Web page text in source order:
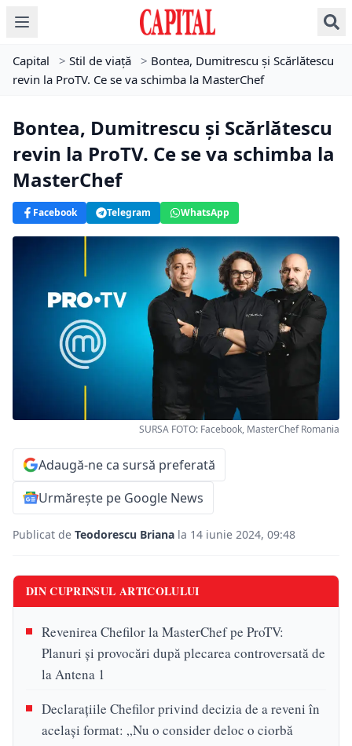
Capital > Stil de viață > Bontea, Dumitrescu și Scărlătescu
revin la ProTV. Ce se va schimba la MasterChef
Bontea, Dumitrescu și Scărlătescu
revin la ProTV. Ce se va schimba la
MasterChef
Facebook Telegram WhatsApp
SURSA FOTO: Facebook, MasterChef Romania
Adaugă-ne ca sursă preferată
Urmărește pe Google News
Publicat de Teodorescu Briana la 14 iunie 2024, 09:48
DIN CUPRINSUL ARTICOLULUI
Revenirea Chefilor la MasterChef pe ProTV:
Planuri și provocări după plecarea controversată de
la Antena 1
Declarațiile Chefilor privind decizia de a reveni în
același format: „Nu o consider deloc o ciorbă